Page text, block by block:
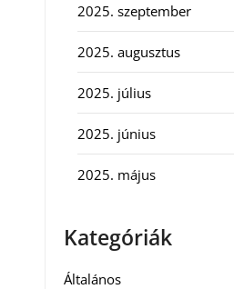
2025. szeptember
2025. augusztus
2025. július
2025. június
2025. május
Kategóriák
Általános